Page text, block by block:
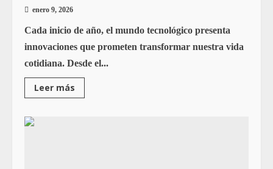
enero 9, 2026
Cada inicio de año, el mundo tecnológico presenta
innovaciones que prometen transformar nuestra vida
cotidiana. Desde el...
Leer más